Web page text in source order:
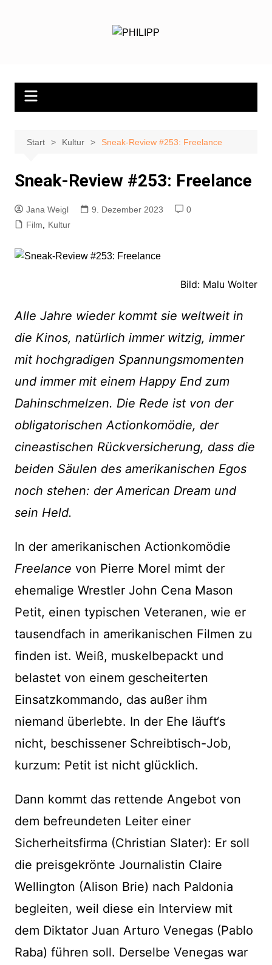
Start Kultur Sneak-Review #253: Freelance
Sneak-Review #253: Freelance
Jana Weigl 9. Dezember 2023
0
Film, Kultur
Bild: Malu Wolter
Alle Jahre wieder kommt sie weltweit in
die Kinos, natürlich immer witzig, immer
mit hochgradigen Spannungsmomenten
und immer mit einem Happy End zum
Dahinschmelzen. Die Rede ist von der
obligatorischen Actionkomödie, der
cineastischen Rückversicherung, dass die
beiden Säulen des amerikanischen Egos
noch stehen: der American Dream und
sein Held.
In der amerikanischen Actionkomödie
Freelance von Pierre Morel mimt der
ehemalige Wrestler John Cena Mason
Petit, einen typischen Veteranen, wie er
tausendfach in amerikanischen Filmen zu
finden ist. Weiß, muskelbepackt und
belastet von einem gescheiterten
Einsatzkommando, das außer ihm
niemand überlebte. In der Ehe läuft‘s
nicht, beschissener Schreibtisch-Job,
kurzum: Petit ist nicht glücklich.
Dann kommt das rettende Angebot von
dem befreundeten Leiter einer
Sicherheitsfirma (Christian Slater): Er soll
die preisgekrönte Journalistin Claire
Wellington (Alison Brie) nach Paldonia
begleiten, weil diese ein Interview mit
dem Diktator Juan Arturo Venegas (Pablo
Raba) führen soll. Derselbe Venegas war